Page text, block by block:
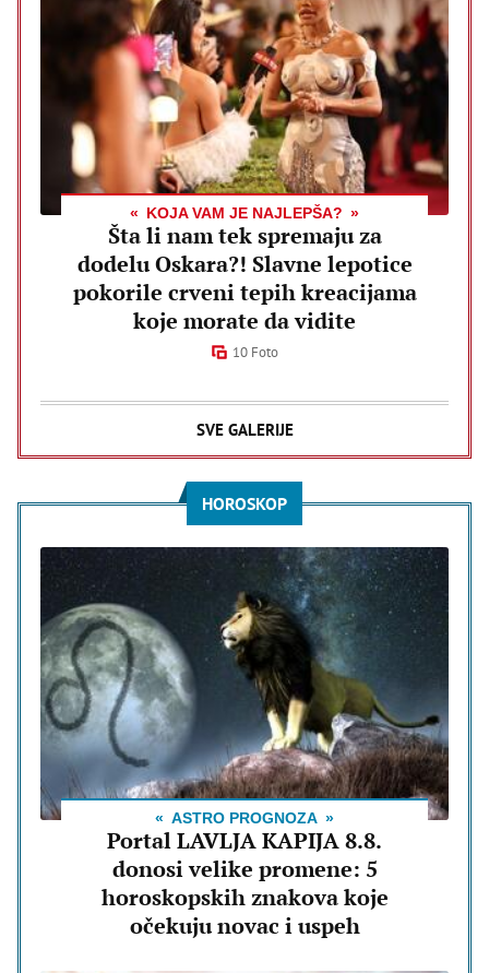
KOJA VAM JE NAJLEPŠA?
Šta li nam tek spremaju za
dodelu Oskara?! Slavne lepotice
pokorile crveni tepih kreacijama
koje morate da vidite
10 Foto
SVE GALERIJE
HOROSKOP
ASTRO PROGNOZA
Portal LAVLJA KAPIJA 8.8.
donosi velike promene: 5
horoskopskih znakova koje
očekuju novac i uspeh